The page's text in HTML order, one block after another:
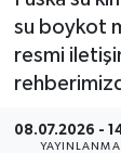
su boykot
resmi
08.07.2026 -
YAYINLANMA
Yaşam
Süper
Tüm
Son